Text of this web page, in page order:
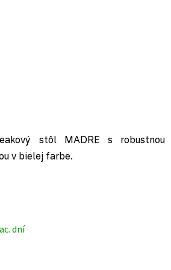
stôl MADRE s robustnou
v bielej farbe.
dní